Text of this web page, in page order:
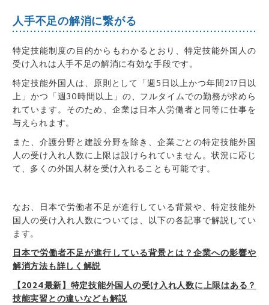
人手不足の解消に繋がる
特定技能制度の目的からもわかるとおり、特定技能外国人の
受け入れは人手不足の解消に有効な手段です。
特定技能外国人は、原則として「週5日以上かつ年間217日以
上 」かつ「週30時間以上」の、フルタイムでの勤務が求めら
れています。 そのため、 企業は日本人労働者と同等に仕事を
与えられます。
また、介護分野と建設分野を除き、企業ごとの特定技能外国
人の受け入れ人数に上限は設けられていません。状況に応じ
て、多くの外国人材を受け入れることも可能です。
なお、日本で労働者不足が進行している背景や、特定技能外
国人の受け入れ人数については、以下の各記事で解説してい
ます。
日本で労働者不足が進行している背景とは？企業への影響や
解消方法も詳しく解説
【2024最新】特定技能外国人の受け入れ人数に上限はある？
技能実習との違いなども解説